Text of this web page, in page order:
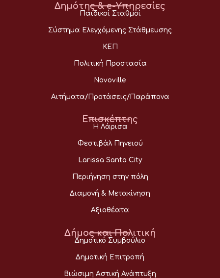
Δημότης & e-Υπηρεσίες
Παιδικοί Σταθμοί
Σύστημα Ελεγχόμενης Στάθμευσης
ΚΕΠ
Πολιτική Προστασία
Novoville
Αιτήματα/Προτάσεις/Παράπονα
Επισκέπτης
Η Λάρισα
Φεστιβάλ Πηνειού
Larissa Santa City
Περιήγηση στην πόλη
Διαμονή & Μετακίνηση
Αξιοθέατα
Δήμος και Πολιτική
Δημοτικό Συμβούλιο
Δημοτική Επιτροπή
Βιώσιμη Αστική Ανάπτυξη